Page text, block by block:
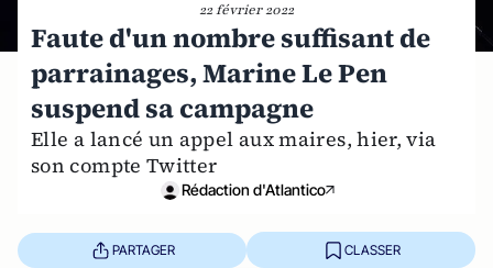
22 février 2022
Faute d'un nombre suffisant de
parrainages, Marine Le Pen
suspend sa campagne
Elle a lancé un appel aux maires, hier, via
son compte Twitter
Rédaction d'Atlantico
PARTAGER CLASSER